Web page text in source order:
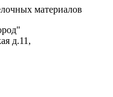
материалов
д.11,